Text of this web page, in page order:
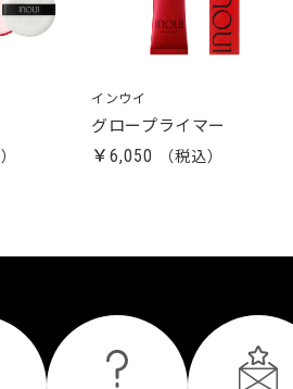
インウイ
グロープライマー
￥6,050